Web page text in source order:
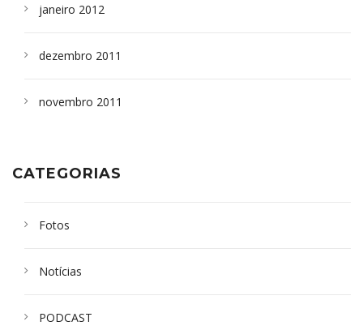
janeiro 2012
dezembro 2011
novembro 2011
CATEGORIAS
Fotos
Notícias
PODCAST